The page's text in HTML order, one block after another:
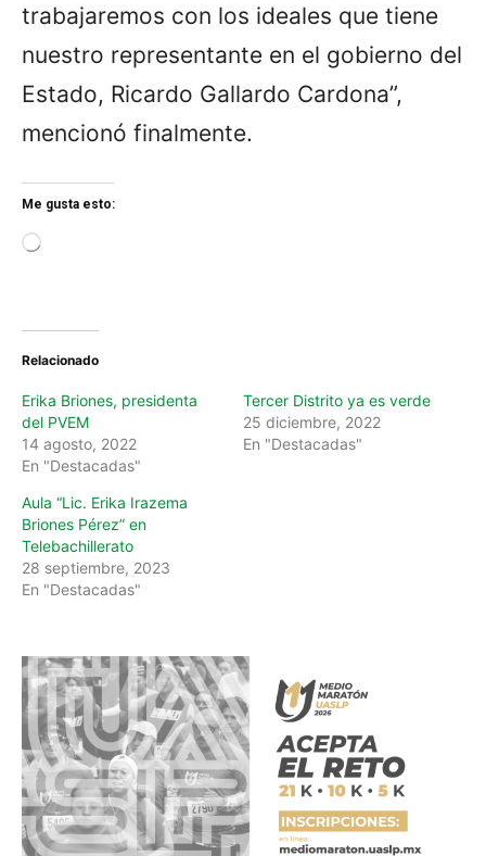
trabajaremos con los ideales que tiene
nuestro representante en el gobierno del
Estado, Ricardo Gallardo Cardona”,
mencionó finalmente.
Me gusta esto:
g
Relacionado
Erika Briones, presidenta
del PVEM
14 agosto, 2022
En "Destacadas"
Tercer Distrito ya es verde
25 diciembre, 2022
En "Destacadas"
Aula “Lic. Erika Irazema
Briones Pérez” en
Telebachillerato
28 septiembre, 2023
En "Destacadas"